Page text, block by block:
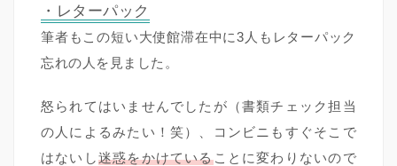
・レターパック
筆者もこの短い大使館滞在中に3人もレターパック
忘れの人を見ました。
怒られてはいませんでしたが（書類チェック担当
の人によるみたい！笑）、コンビニもすぐそこで
はないし迷惑をかけていることに変わりないので